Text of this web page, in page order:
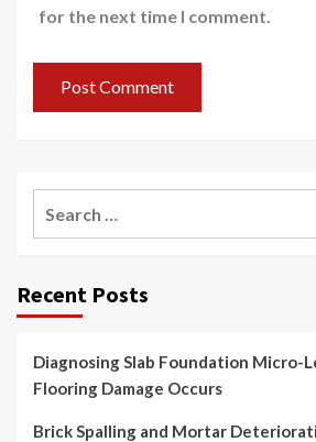
for the next time I comment.
Recent Posts
Diagnosing Slab Foundation Micro-
Flooring Damage Occurs
Brick Spalling and Mortar